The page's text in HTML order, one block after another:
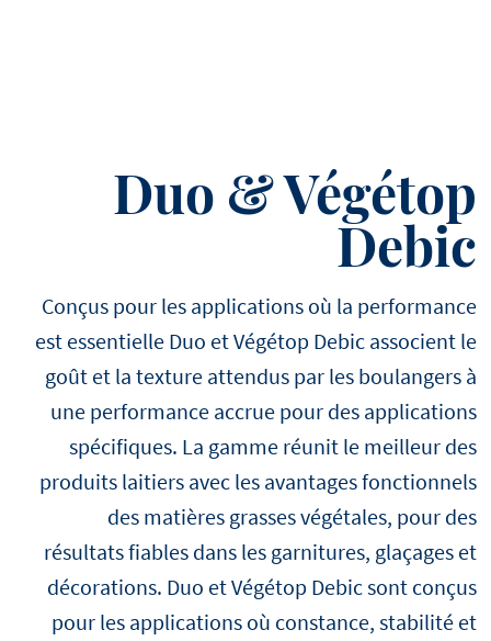
Duo & Végétop
Debic
Conçus pour les applications où la performance
est essentielle Duo et Végétop Debic associent le
goût et la texture attendus par les boulangers à
une performance accrue pour des applications
spécifiques. La gamme réunit le meilleur des
produits laitiers avec les avantages fonctionnels
des matières grasses végétales, pour des
résultats fiables dans les garnitures, glaçages et
décorations. Duo et Végétop Debic sont conçus
pour les applications où constance, stabilité et